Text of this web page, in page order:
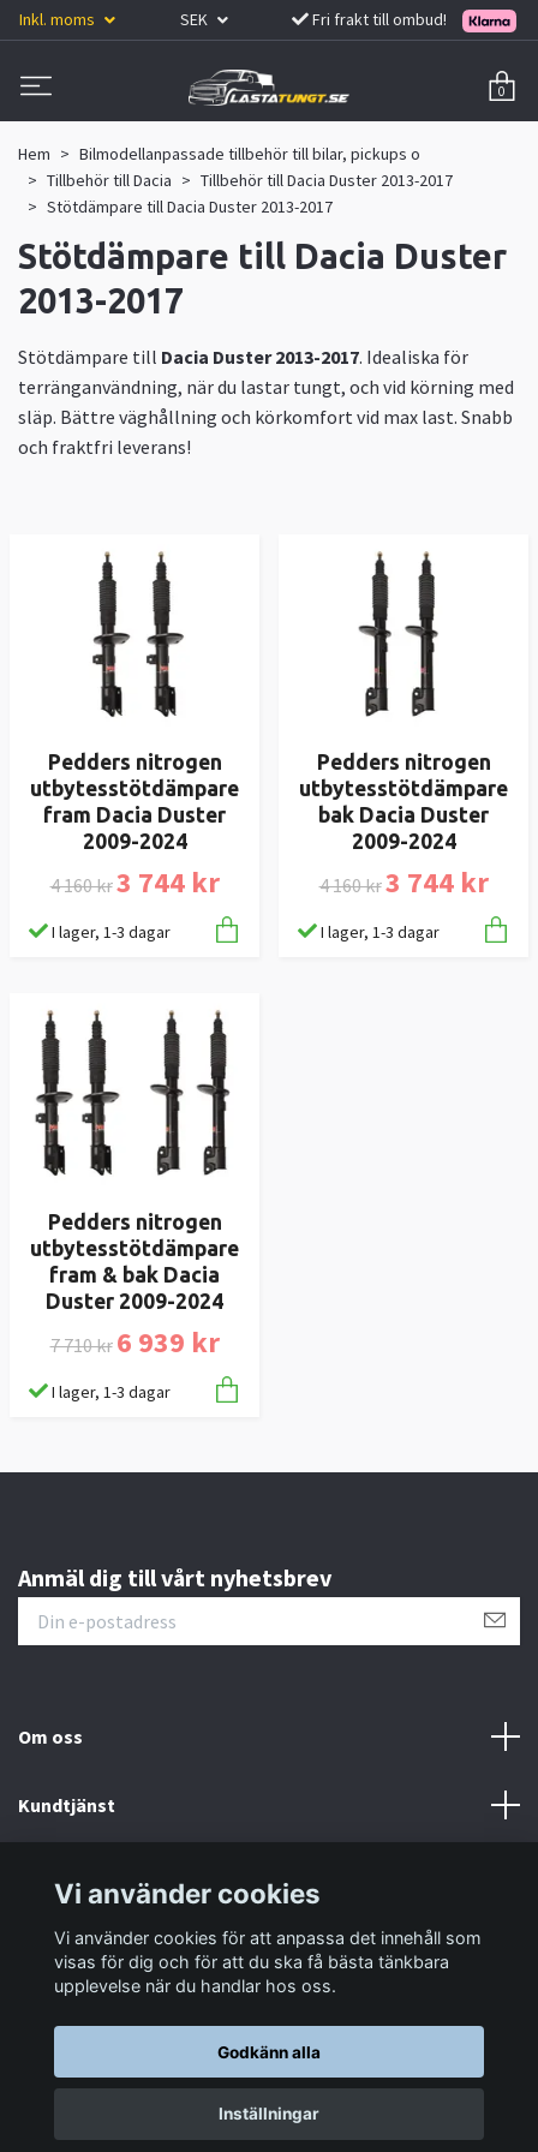
Inkl. moms SEK Fri frakt till ombud!
0
Hem
Bilmodellanpassade tillbehör till bilar, pickups o
Tillbehör till Dacia
Tillbehör till Dacia Duster 2013-2017
Stötdämpare till Dacia Duster 2013-2017
Stötdämpare till Dacia Duster
2013-2017
Stötdämpare till Dacia Duster 2013-2017. Idealiska för
terränganvändning, när du lastar tungt, och vid körning med
släp. Bättre väghållning och körkomfort vid max last. Snabb
och fraktfri leverans!
Pedders nitrogen
utbytesstötdämpare
fram Dacia Duster
2009-2024
4 160 kr3 744 kr
I lager, 1-3 dagar
Pedders nitrogen
utbytesstötdämpare
bak Dacia Duster
2009-2024
4 160 kr3 744 kr
I lager, 1-3 dagar
Pedders nitrogen
utbytesstötdämpare
fram & bak Dacia
Duster 2009-2024
7 710 kr 6 939 kr
I lager, 1-3 dagar
Anmäl dig till vårt nyhetsbrev
Om oss
Kundtjänst
Sociala medier
© 2026 LastaTungt.se
Vi använder cookies
Vi använder cookies för att anpassa det innehåll som
visas för dig och för att du ska få bästa tänkbara
upplevelse när du handlar hos oss.
Godkänn alla
Inställningar